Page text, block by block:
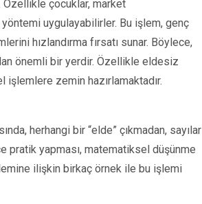
Özellikle çocuklar, market
uygulayabilirler. Bu işlem, genç
hızlandırma fırsatı sunar. Böylece,
önemli bir yerdir. Özellikle eldesiz
zemin hazırlamaktadır.
herhangi bir “elde” çıkmadan, sayılar
pratik yapması, matematiksel düşünme
ilişkin birkaç örnek ile bu işlemi